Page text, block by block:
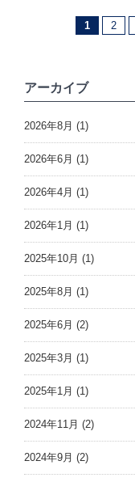
1 2
アーカイブ
2026年8月 (1)
2026年6月 (1)
2026年4月 (1)
2026年1月 (1)
2025年10月 (1)
2025年8月 (1)
2025年6月 (2)
2025年3月 (1)
2025年1月 (1)
2024年11月 (2)
2024年9月 (2)